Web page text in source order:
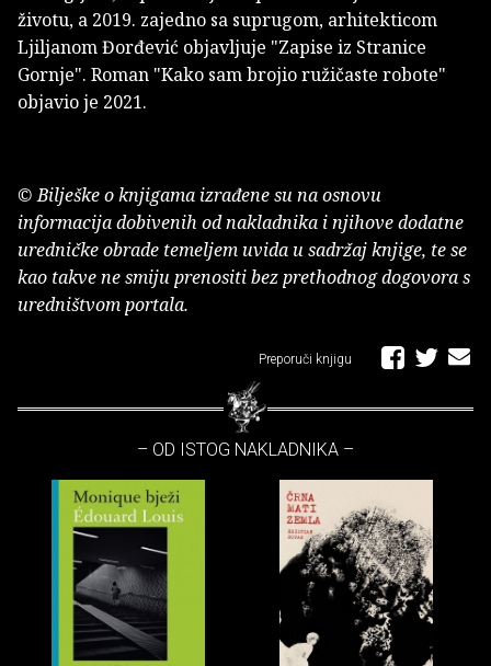
životu, a 2019. zajedno sa suprugom, arhitekticom
Ljiljanom Đorđević objavljuje "Zapise iz Stranice
Gornje". Roman "Kako sam brojio ružičaste robote"
objavio je 2021.
© Bilješke o knjigama izrađene su na osnovu
informacija dobivenih od nakladnika i njihove dodatne
uredničke obrade temeljem uvida u sadržaj knjige, te se
kao takve ne smiju prenositi bez prethodnog dogovora s
uredništvom portala.
Preporuči knjigu
– OD ISTOG NAKLADNIKA –